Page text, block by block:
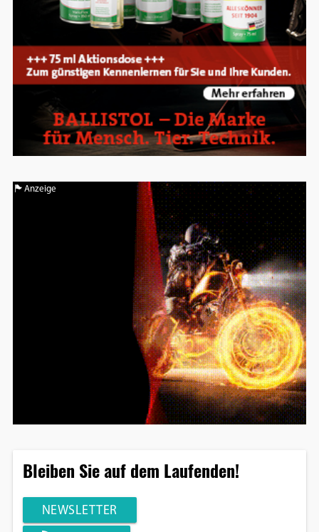
Anzeige
Bleiben Sie auf dem Laufenden!
NEWSLETTER